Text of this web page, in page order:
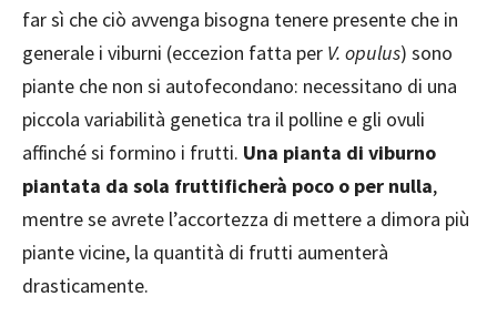
far sì che ciò avvenga bisogna tenere presente che in
generale i viburni (eccezion fatta per V. opulus) sono
piante che non si autofecondano: necessitano di una
piccola variabilità genetica tra il polline e gli ovuli
affinché si formino i frutti. Una pianta di viburno
piantata da sola fruttificherà poco o per nulla,
mentre se avrete l’accortezza di mettere a dimora più
piante vicine, la quantità di frutti aumenterà
drasticamente.